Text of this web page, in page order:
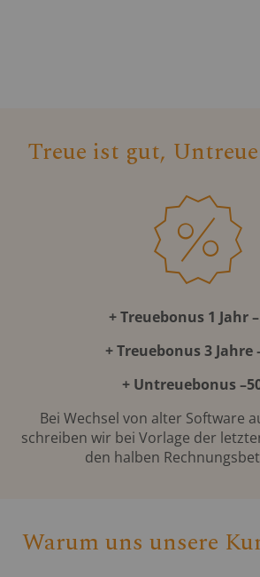
Treue ist gut,
+ Treuebonus 1 Jahr
+ Treuebonus 3 Jahre
+ Untreuebonus
Bei Wechsel von alter Software
schreiben wir bei Vorlage der
den halben
Warum uns unsere